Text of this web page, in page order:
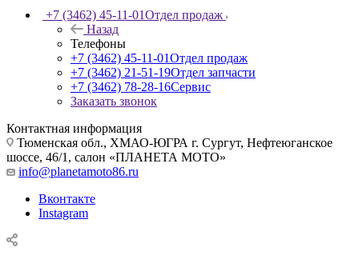
+7 (3462) 45-11-01Отдел продаж
Назад
Телефоны
+7 (3462) 45-11-01Отдел продаж
+7 (3462) 21-51-19Отдел запчасти
+7 (3462) 78-28-16Сервис
Заказать звонок
Контактная информация
Тюменская обл., ХМАО-ЮГРА г. Сургут, Нефтеюганское
шоссе, 46/1, салон «ПЛАНЕТА МОТО»
info@planetamoto86.ru
Вконтакте
Instagram